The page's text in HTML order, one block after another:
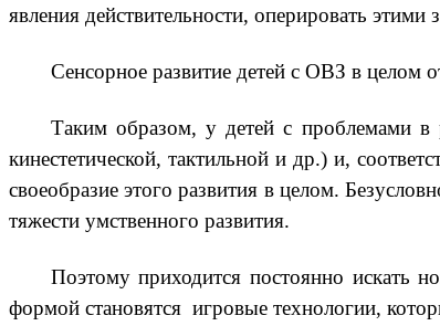
явления действительности, оперировать
Сенсорное развитие детей с ОВЗ в целом
Таким образом, у детей с проблемами в
кинестетической, тактильной и др.) и,
своеобразие этого развития в целом.
тяжести умственного развития.
Поэтому приходится постоянно искать
формой становятся игровые технологии,